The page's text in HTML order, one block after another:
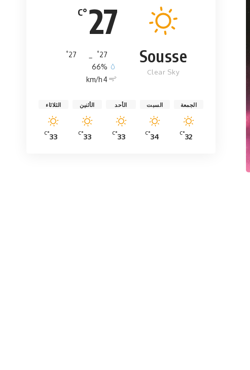
27
°C
Sousse
Clear Sky
27
°
27
°
66%
4 km/h
الجمعة
32
°C
السبت
34
°C
الأحد
33
°C
الأثنين
33
°C
الثلاثاء
33
°C